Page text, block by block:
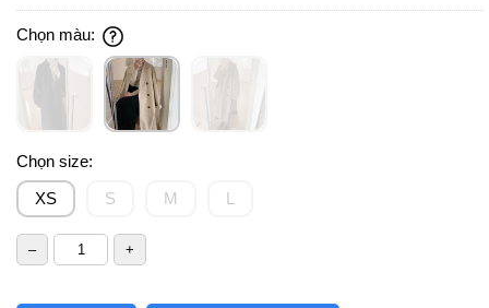
Chọn màu:
Chọn size:
XS
S M L